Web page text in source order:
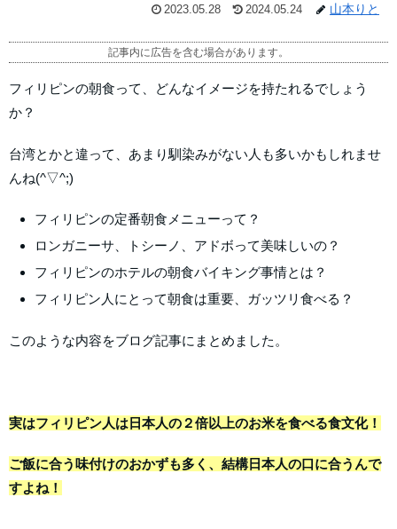
2023.05.28 2024.05.24 山本りと
記事内に広告を含む場合があります。
フィリピンの朝食って、どんなイメージを持たれるでしょう
か？
台湾とかと違って、あまり馴染みがない人も多いかもしれませ
んね(^▽^;)
フィリピンの定番朝食メニューって？
ロンガニーサ、トシーノ、アドボって美味しいの？
フィリピンのホテルの朝食バイキング事情とは？
フィリピン人にとって朝食は重要、ガッツリ食べる？
このような内容をブログ記事にまとめました。
実はフィリピン人は日本人の２倍以上のお米を食べる食文化！
ご飯に合う味付けのおかずも多く、結構日本人の口に合うんで
すよね！